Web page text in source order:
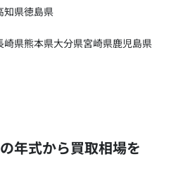
知県徳島県
崎県熊本県大分県宮崎県鹿児島県
年式から買取相場を